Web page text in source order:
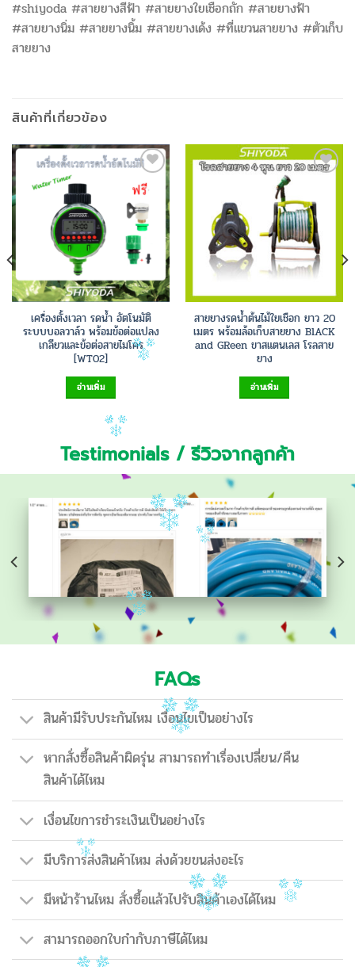
#shiyoda #สายยางสีฟ้า #สายยางใยเชือกถัก #สายยางฟ้า
#สายยางนิ่ม #สายยางนิ้ม #สายยางเด้ง #ที่แขวนสายยาง #ตัวเก็บ
สายยาง
สินค้าที่เกี่ยวข้อง
Add to
Wishlist
เครื่องตั้งเวลา รดน้ำ อัตโนมัติ
ระบบบอลวาล์ว พร้อมข้อต่อแปลง
เกลียวและข้อต่อสายไมโคร
[WT02]
อ่านเพิ่ม
สายยางรดน้ำต้นไม้ใยเชือก ยาว 20
เมตร พร้อมล้อเก็บสายยาง BlACK
and GReen ขาสแตนเลส โรลสาย
ยาง
อ่านเพิ่ม
Testimonials / รีวิวจากลูกค้า
FAQs
สินค้ามีรับประกันไหม เงื่อนไขเป็นอย่างไร
หากสั่งซื้อสินค้าผิดรุ่น สามารถทำเรื่องเปลี่ยน/คืน
สินค้าได้ไหม
เงื่อนไขการชำระเงินเป็นอย่างไร
มีบริการส่งสินค้าไหม ส่งด้วยขนส่งอะไร
มีหน้าร้านไหม สั่งซื้อแล้วไปรับสินค้าเองได้ไหม
สามารถออกใบกำกับภาษีได้ไหม